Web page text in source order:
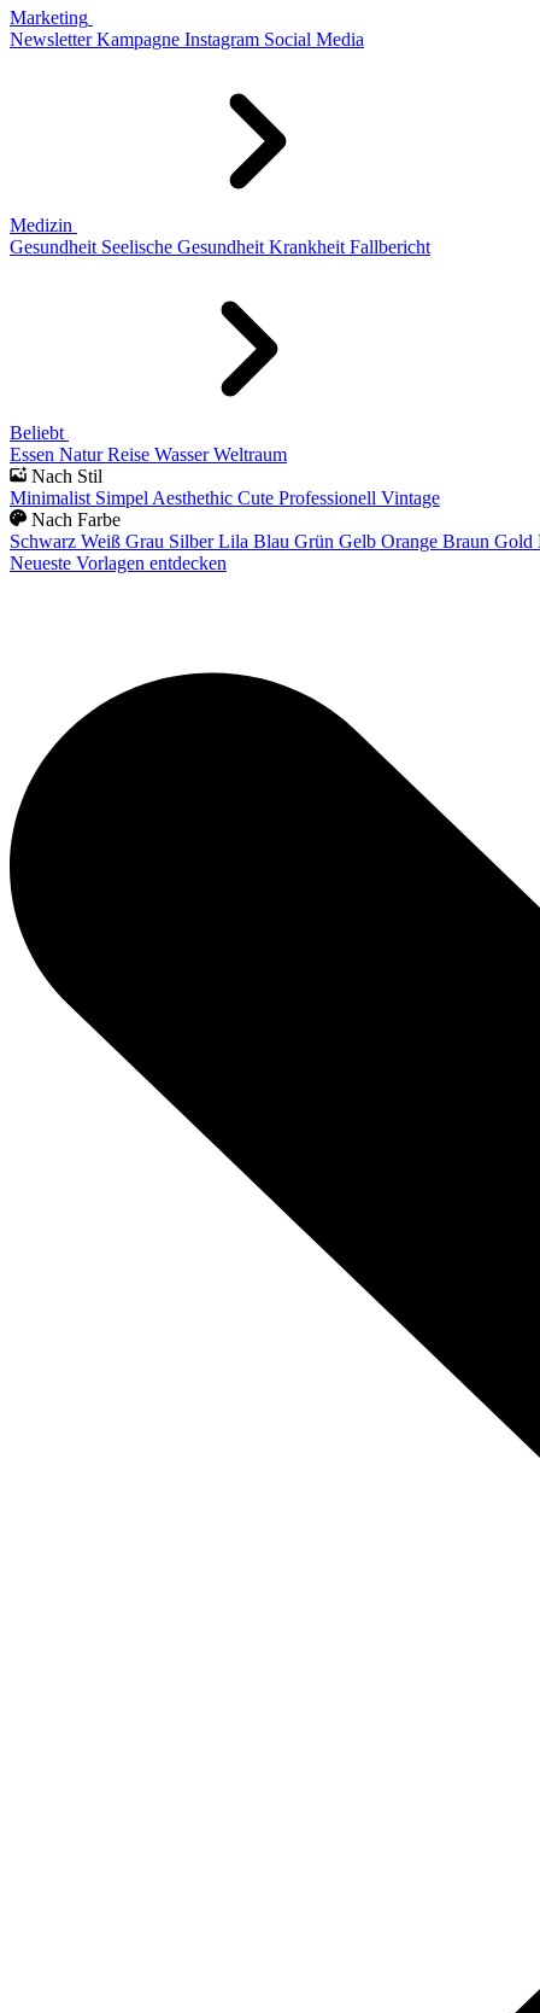
Marketing
Newsletter Kampagne Instagram Social Media
Medizin
Gesundheit Seelische Gesundheit Krankheit Fallbericht
Beliebt
Essen Natur Reise Wasser Weltraum
Nach Stil
Minimalist Simpel Aesthethic Cute Professionell Vintage
Nach Farbe
Schwarz Weiß Grau Silber Lila Blau Grün Gelb Orange Braun Gold
Neueste Vorlagen entdecken